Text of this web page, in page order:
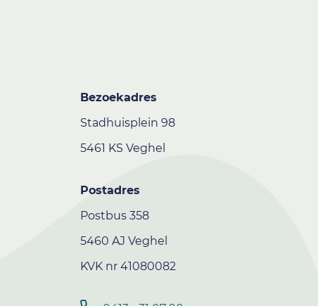
Bezoekadres
Stadhuisplein 98
5461 KS Veghel
Postadres
Postbus 358
5460 AJ Veghel
KVK nr 41080082